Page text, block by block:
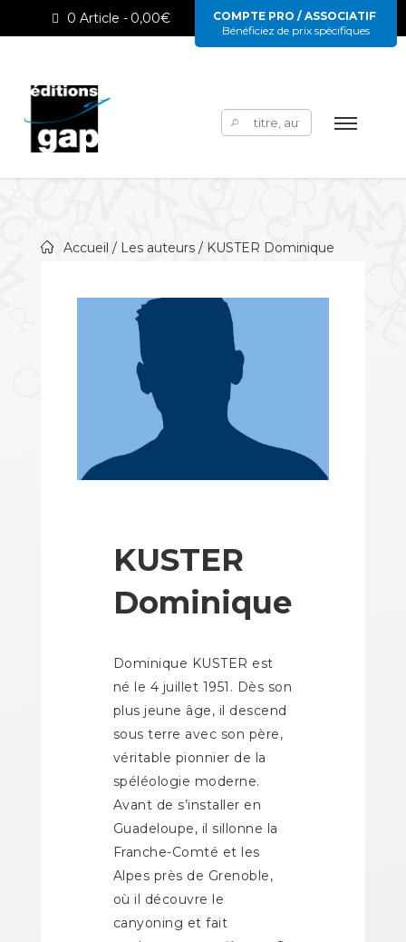
0 Article 0,00€
COMPTE PRO / ASSOCIATIF
Bénéficiez de prix spécifiques
Rechercher :
Accueil / Les auteurs/ KUSTER Dominique
KUSTER
Dominique
Dominique KUSTER est
né le 4 juillet 1951. Dès son
plus jeune âge, il descend
sous terre avec son père,
véritable pionnier de la
spéléologie moderne.
Avant de s’installer en
Guadeloupe, il sillonne la
Franche-Comté et les
Alpes près de Grenoble,
où il découvre le
canyoning et fait